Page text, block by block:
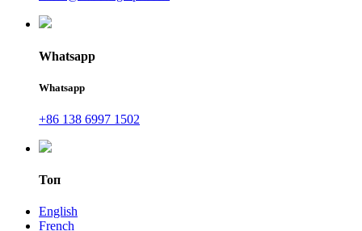
Whatsapp
Whatsapp
+86 138 6997 1502
Топ
English
French